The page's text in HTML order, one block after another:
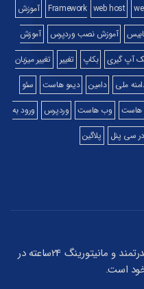
Framework web host
آموزش
آموزش نصب وردپرس
آموزش
آپ گیری بکاپ تغییر
تغییر میزبان
ملی دامین دیمو هاست
سئو
هاست وب هاست وردپرس
ورود به
سی پنل پلاگین
دیمو هاست با بهره گیری از سرورهای قدرتمند و مانیتورینگ 24ساعته در
است.